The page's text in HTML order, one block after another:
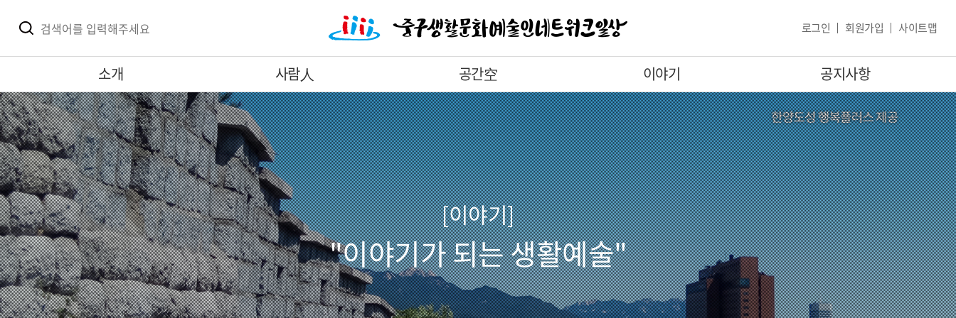
로그인 회원가입 사이트맵
소개 사람人 공간空 이야기 공지사항
[이야기]
"이야기가 되는 생활예술"